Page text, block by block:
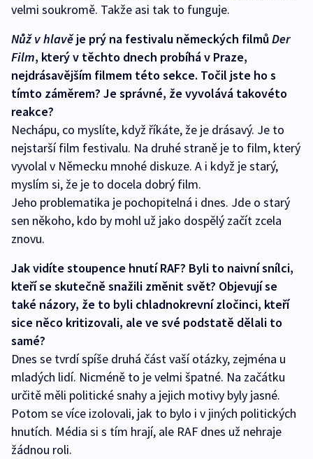
velmi soukromě. Takže asi tak to funguje.
Nůž v hlavě je prý na festivalu německých filmůDer
Film, který v těchto dnech probíhá v Praze,
nejdrásavějším filmem této sekce. Točil jste ho s
tímto záměrem? Je správné, že vyvolává takovéto
reakce?
Nechápu, co myslíte, když říkáte, že je drásavý. Je to
nejstarší film festivalu. Na druhé straně je to film, který
vyvolal v Německu mnohé diskuze. A i když je starý,
myslím si, že je to docela dobrý film.
Jeho problematika je pochopitelná i dnes. Jde o starý
sen někoho, kdo by mohl už jako dospělý začít zcela
znovu.
Jak vidíte stoupence hnutí RAF? Byli to naivní snílci,
kteří se skutečně snažili změnit svět? Objevují se
také názory, že to byli chladnokrevní zločinci, kteří
sice něco kritizovali, ale ve své podstatě dělali to
samé?
Dnes se tvrdí spíše druhá část vaší otázky, zejména u
mladých lidí. Nicméně to je velmi špatné. Na začátku
určitě měli politické snahy a jejich motivy byly jasné.
Potom se více izolovali, jak to bylo i v jiných politických
hnutích. Média si s tím hrají, ale RAF dnes už nehraje
žádnou roli.